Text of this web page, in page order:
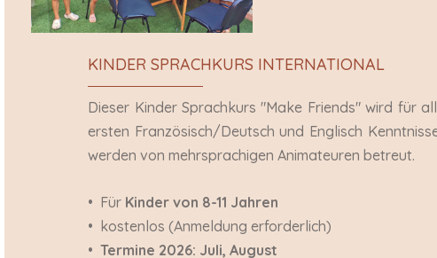
KINDER SPRACHKURS INTERNATIONAL
Dieser Kinder Sprachkurs "Make Friends" wird für
ersten Französisch/Deutsch und Englisch
werden von mehrsprachigen Animateuren betreut.
• Für Kinder von 8-11 Jahren
• kostenlos (Anmeldung erforderlich)
•Termine 2026: Juli, August